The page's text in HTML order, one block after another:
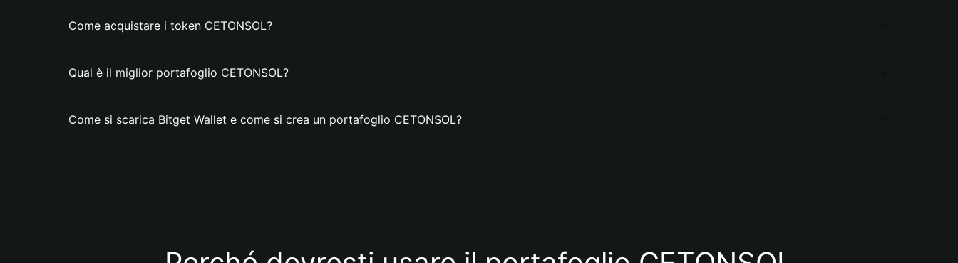
Come acquistare i token CETONSOL?
Qual è il miglior portafoglio CETONSOL?
Come si scarica Bitget Wallet e come si crea un portafoglio CETONSOL?